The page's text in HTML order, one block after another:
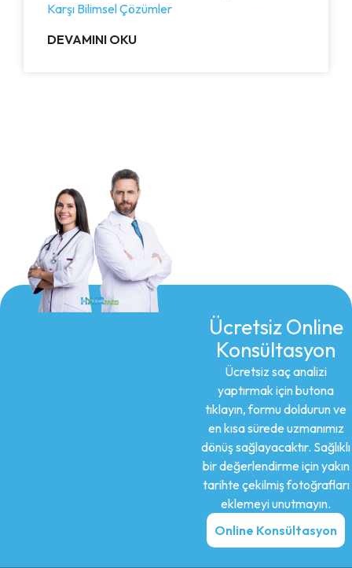
Karşı Bilimsel Çözümler
DEVAMINI OKU
Ücretsiz Online
Konsültasyon
Ücretsiz saç analizi
yaptırmak için butona
tıklayın, formu doldurun ve
en kısa sürede uzmanımız
dönüş sağlayacaktır. Sağlıklı
bir değerlendirme için yakın
tarihte çekilmiş fotoğrafları
eklemeyi unutmayın.
Online Konsültasyon